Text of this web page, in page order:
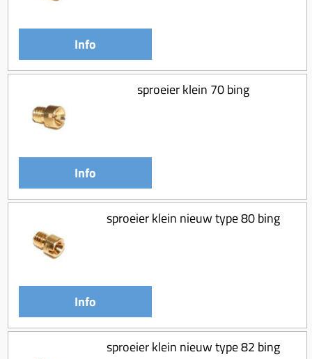
Info
sproeier klein 70 bing
Info
sproeier klein nieuw type 80 bing
Info
sproeier klein nieuw type 82 bing